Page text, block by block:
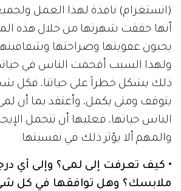
(انستغرام) نافذة لهذا العمل
أنها حققت شهرتها من خلال هذه
يحبون عفويتها وصراحتها
ولهذا السبب أقحمت الناس في
ذلك يشكل خطراً على حياتنا،
يتوقف ومتى يكمل، وأعتقد بما أن
الناس حياتها، فعليها أن تتحمل
والمهم ألا يؤثر ذلك في نفسيتها.
• كيف تعرفت إلى لمى؟ وإلى أي
ملابسك؟ وهل توافقها في كل